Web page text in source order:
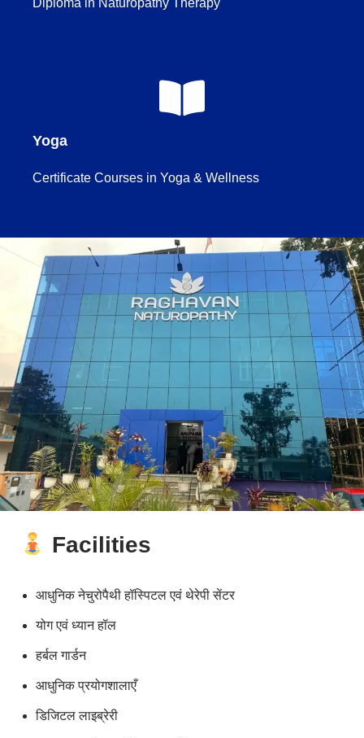
Diploma in Naturopathy Therapy
Yoga
Certificate Courses in Yoga & Wellness
Facilities
आधुनिक नेचुरोपैथी हॉस्पिटल एवं थेरेपी सेंटर
योग एवं ध्यान हॉल
हर्बल गार्डन
आधुनिक प्रयोगशालाएँ
डिजिटल लाइब्रेरी